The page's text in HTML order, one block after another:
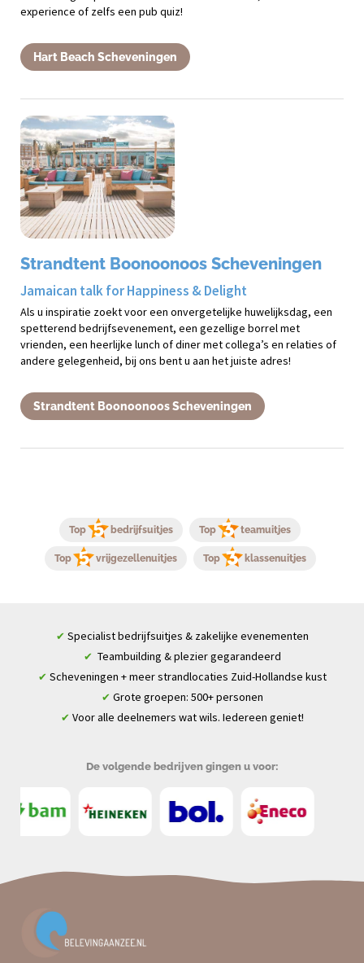
experience of zelfs een pub quiz!
Hart Beach Scheveningen
Strandtent Boonoonoos Scheveningen
Jamaican talk for Happiness & Delight
Als u inspiratie zoekt voor een onvergetelijke huwelijksdag, een
spetterend bedrijfsevenement, een gezellige borrel met
vrienden, een heerlijke lunch of diner met collega’s en relaties of
andere gelegenheid, bij ons bent u aan het juiste adres!
Strandtent Boonoonoos Scheveningen
Top bedrijfsuitjes Top teamuitjes
Top vrijgezellenuitjes Top klassenuitjes
✔ Specialist bedrijfsuitjes & zakelijke evenementen
✔ Teambuilding & plezier gegarandeerd
✔ Scheveningen + meer strandlocaties Zuid-Hollandse kust
✔ Grote groepen: 500+ personen
✔ Voor alle deelnemers wat wils. Iedereen geniet!
De volgende bedrijven gingen u voor: